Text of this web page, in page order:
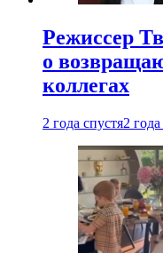
Режиссер
о
коллегах
2 года спустя2